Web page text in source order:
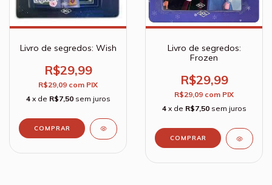
Livro de segredos: Wish
R$29,99
R$29,09 com PIX
4 x de R$7,50 sem juros
Livro de segredos:
Frozen
R$29,99
R$29,09 com PIX
4 x de R$7,50 sem juros